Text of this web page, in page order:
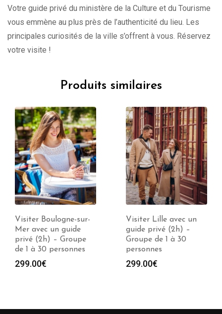
Votre guide privé du ministère de la Culture et du Tourisme
vous emmène au plus près de l’authenticité du lieu. Les
principales curiosités de la ville s’offrent à vous. Réservez
votre visite !
Produits similaires
Visiter Lille avec un
guide privé (2h) –
Groupe de 1 à 30
personnes
299.00€
Visiter Le Touquet
avec un guide privé
(2h) – Groupe de 1 à
30 personnes
299.00€